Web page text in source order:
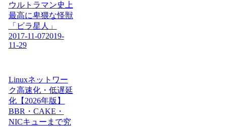
ウルトラマン史上
最高に卑猥な怪獣
「ビラ星人」
2017-11-072019-
11-29
Linuxネットワー
ク高速化・低遅延
化【2026年版】
BBR・CAKE・
NICキューまで究